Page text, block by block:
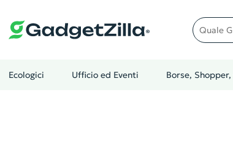
Quale
Ecologici Ufficio ed Eventi Borse,